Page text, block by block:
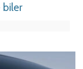
biler